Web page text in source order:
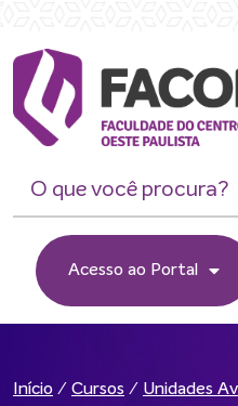
Acesso ao Portal
Início / Cursos / Unidades